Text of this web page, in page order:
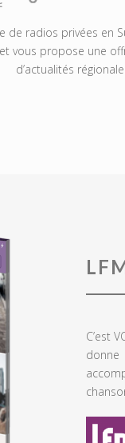
radios privées en
vous propose une
d’actualités
C’est